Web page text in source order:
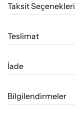
Taksit Seçenekleri
Teslimat
İade
Bilgilendirmeler